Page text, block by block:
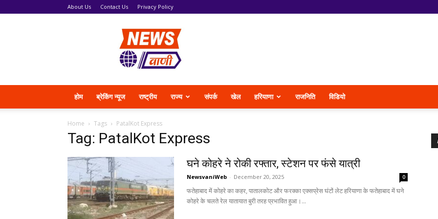
About Us Contact Us Privacy Policy
News
Vani
होम ब्रेकिंग न्यूज राष्ट्रीय राज्य संपर्क खेल हरियाणा राजनिति विडियो
Home Tags PatalKot Express
Tag: PatalKot Express
घने कोहरे ने रोकी रफ्तार, स्टेशन पर फंसे यात्री
NewsvaniWeb - December 20, 2025 0
फतेहाबाद में कोहरे का कहर, पातालकोट और फरक्का एक्सप्रेस घंटों लेट हरियाणा के फतेहाबाद में घने
कोहरे के चलते रेल यातायात बुरी तरह प्रभावित हुआ।...